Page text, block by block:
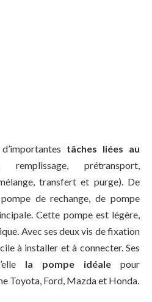
tâches liées au
prétransport,
transfert et purge). De
de rechange, de pompe
Cette pompe est légère,
Avec ses deux vis de fixation
à installer et à connecter. Ses
la pompe idéale pour
Toyota, Ford, Mazda et Honda.